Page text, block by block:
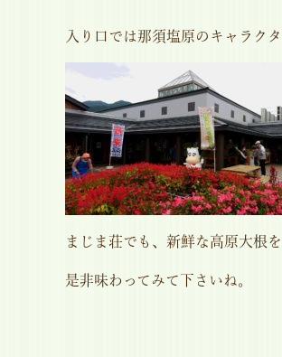
入り口では那須塩原のキャラク
まじま荘でも、新鮮な高原大根
是非味わってみて下さいね。